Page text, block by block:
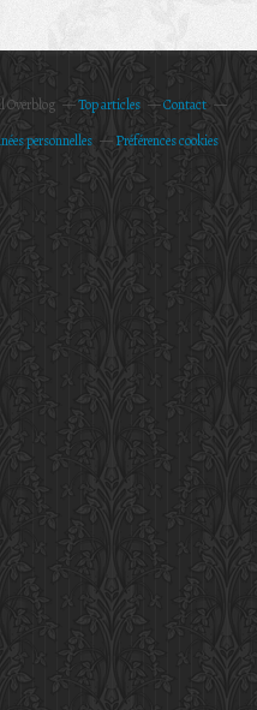
Overblog Top articles
Contact
personnelles Préférences cookies